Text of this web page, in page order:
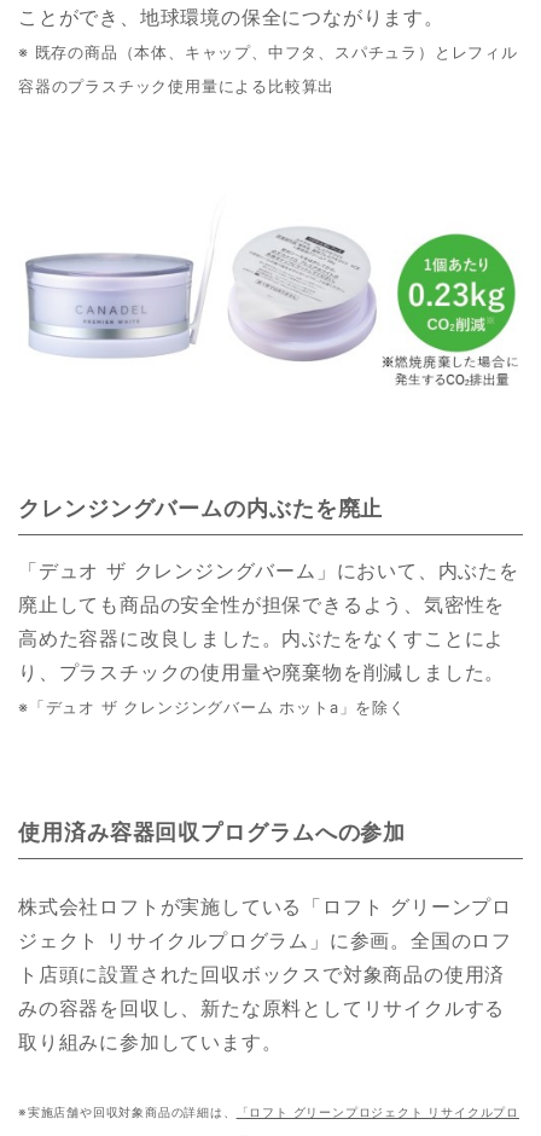
ことができ、地球環境の保全につながります。
※ 既存の商品（本体、キャップ、中フタ、スパチュラ）とレフィル
容器のプラスチック使用量による比較算出
クレンジングバームの内ぶたを廃止
「デュオ ザ クレンジングバーム」において、内ぶたを
廃止しても商品の安全性が担保できるよう、気密性を
高めた容器に改良しました。内ぶたをなくすことによ
り、プラスチックの使用量や廃棄物を削減しました。
※「デュオ ザ クレンジングバーム ホットa」を除く
使用済み容器回収プログラムへの参加
株式会社ロフトが実施している「ロフト グリーンプロ
ジェクト リサイクルプログラム」に参画。全国のロフ
ト店頭に設置された回収ボックスで対象商品の使用済
みの容器を回収し、新たな原料としてリサイクルする
取り組みに参加しています。
※実施店舗や回収対象商品の詳細は、 「ロフト グリーンプロジェクト リサイクルプロ